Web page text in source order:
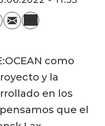
como
y la
en los
que el